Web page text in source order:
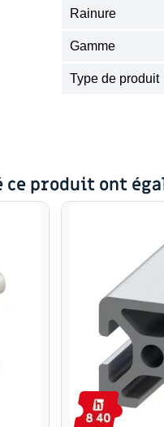
Rainure
Gamme
Type de produit
ce produit ont